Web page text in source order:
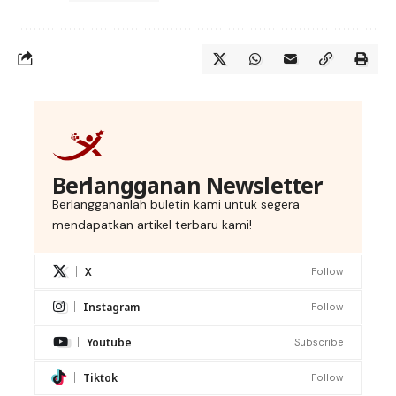
Berlangganan Newsletter
Berlanggananlah buletin kami untuk segera
mendapatkan artikel terbaru kami!
X Follow
Instagram Follow
Youtube Subscribe
Tiktok Follow